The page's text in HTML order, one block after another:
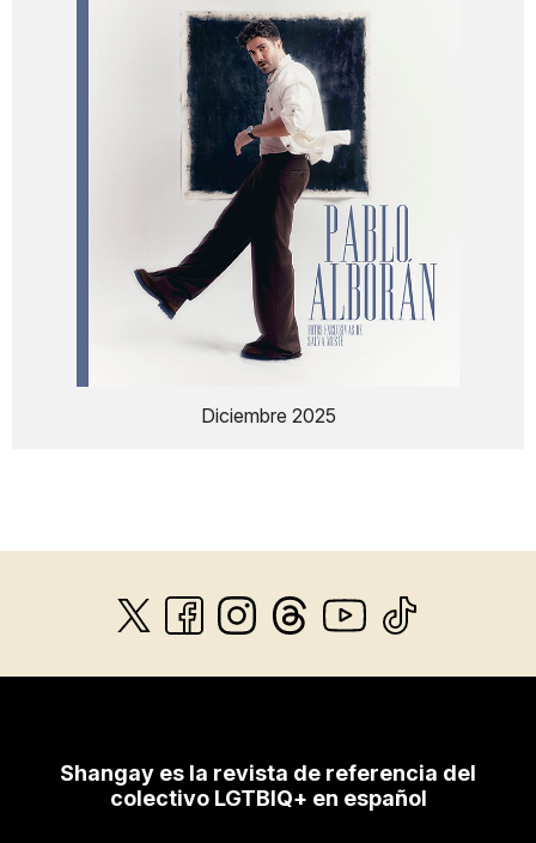
Diciembre 2025
Shangay es la revista de referencia del
colectivo LGTBIQ+ en español